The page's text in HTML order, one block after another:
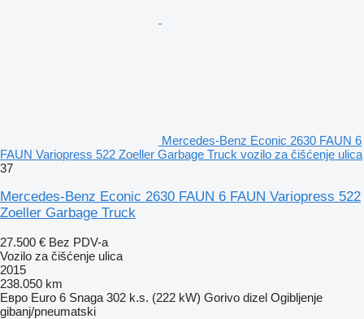
Mercedes-Benz Econic 2630 FAUN 6
FAUN Variopress 522 Zoeller Garbage Truck vozilo za čišćenje ulica
37
Mercedes-Benz Econic 2630 FAUN 6 FAUN Variopress 522
Zoeller Garbage Truck
27.500 € Bez PDV-a
Vozilo za čišćenje ulica
2015
238.050 km
Евро Euro 6 Snaga 302 k.s. (222 kW) Gorivo dizel Ogibljenje
gibanj/pneumatski